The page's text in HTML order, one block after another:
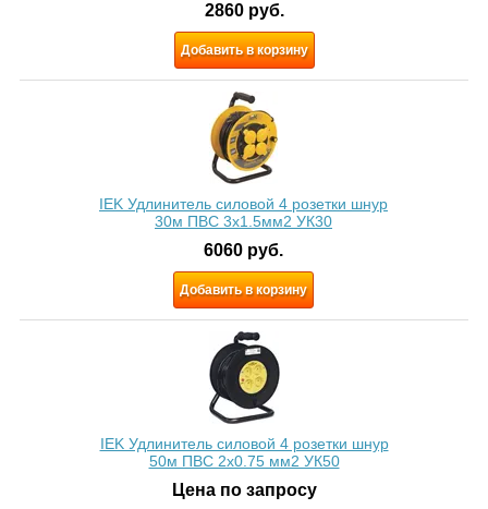
2860 руб.
Добавить в корзину
IEK Удлинитель силовой 4 розетки шнур
30м ПВС 3х1.5мм2 УК30
6060 руб.
Добавить в корзину
IEK Удлинитель силовой 4 розетки шнур
50м ПВС 2х0.75 мм2 УК50
Цена по запросу